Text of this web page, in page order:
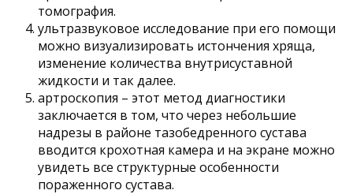
томография.
ультразвуковое исследование при его помощи
можно визуализировать истончения хряща,
изменение количества внутрисуставной
жидкости и так далее.
артроскопия – этот метод диагностики
заключается в том, что через небольшие
надрезы в районе тазобедренного сустава
вводится крохотная камера и на экране можно
увидеть все структурные особенности
пораженного сустава.